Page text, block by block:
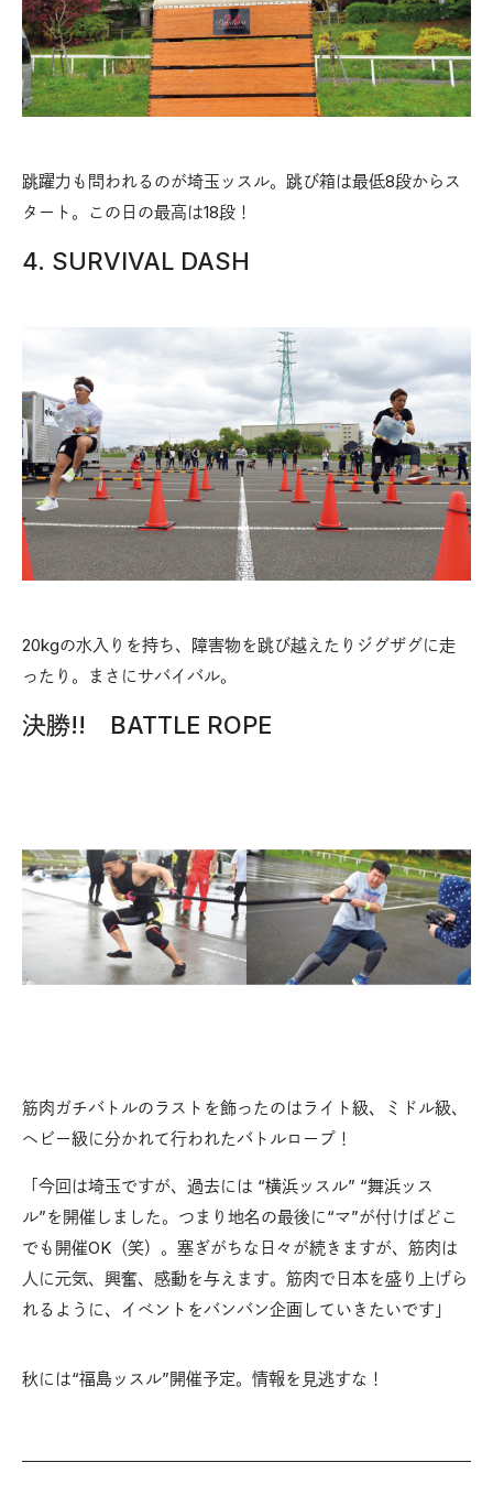
跳躍力も問われるのが埼玉ッスル。跳び箱は最低8段からス
タート。この日の最高は18段！
4. SURVIVAL DASH
20kgの水入りを持ち、障害物を跳び越えたりジグザグに走
ったり。まさにサバイバル。
決勝!! BATTLE ROPE
筋肉ガチバトルのラストを飾ったのはライト級、ミドル級、
ヘビー級に分かれて行われたバトルロープ！
「今回は埼玉ですが、過去には “横浜ッスル” “舞浜ッス
ル”を開催しました。つまり地名の最後に“マ”が付けばどこ
でも開催OK（笑）。塞ぎがちな日々が続きますが、筋肉は
人に元気、興奮、感動を与えます。筋肉で日本を盛り上げら
れるように、イベントをバンバン企画していきたいです」
秋には“福島ッスル”開催予定。情報を見逃すな！